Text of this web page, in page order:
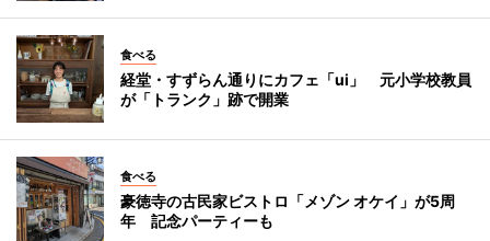
食べる
経堂・すずらん通りにカフェ「ui」 元小学校教員
が「トランク」跡で開業
食べる
豪徳寺の古民家ビストロ「メゾン オケイ」が5周
年 記念パーティーも